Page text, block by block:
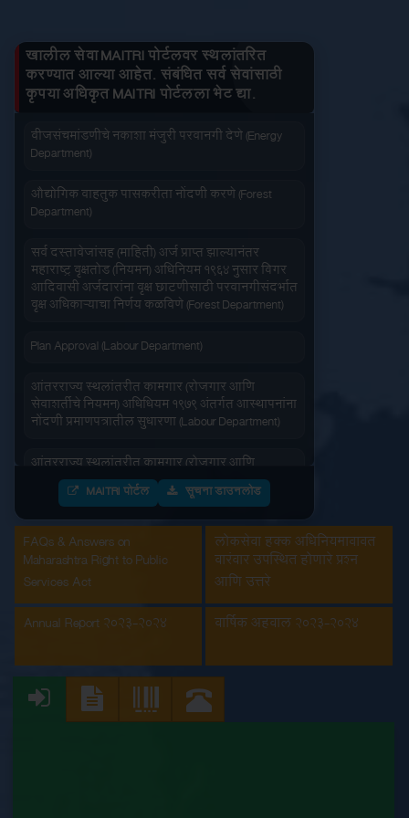
जलद सेवा सेवा आपल्या दारात
सहज पोहोच सोपी शुल्कभरणा
वापरण्यास सोपे वेळेची बचत
खालील सेवा MAITRI पोर्टलवर स्थलांतरित
करण्यात आल्या आहेत. संबंधित सर्व सेवांसाठी
कृपया अधिकृत MAITRI पोर्टलला भेट द्या.
जनित्र संचमांडणीची नोंदणी. (Energy Department)
वीज संचमांडणीचे निरीक्षण करणे. (Energy Department)
वीजसंचमांडणीचे नकाशा मंजुरी परवानगी देणे (Energy
Department)
औद्योगिक वाहतुक पासकरीता नोंदणी करणे (Forest
Department)
सर्व दस्तावेजांसह (माहिती) अर्ज प्राप्त झाल्यानंतर
महाराष्ट्र वृक्षतोड (नियमन) अधिनियम १९६४ नुसार बिगर
आदिवासी अर्जदारांना वृक्ष छाटणीसाठी परवानगीसंदर्भात
वृक्ष अधिकाऱ्याचा निर्णय कळविणे (Forest Department)
Plan Approval (Labour Department)
आंतरराज्य स्थलांतरीत कामगार (रोजगार आणि
सेवाशर्तीचे नियमन) अधिधियम १९७९ अंतर्गत आस्थापनांना
नोंदणी प्रमाणपत्रातील सुधारणा (Labour Department)
आंतरराज्य स्थलांतरीत कामगार (रोजगार आणि
सेवाशर्तीचे नियमन) अधिधियम १९७९ अंतर्गतआस्थापनांना
नोंदणी प्रमाणपत्र (Labour Department)
इमारत आणि इतर बांधकाम मजूर आस्थापनांची नोंदणी
(Labour Department)
कंत्राटी कामगार (नियमन व निर्मुलन) अधिनियम, 1970
अंतर्गत मुख्य मालक नोंदणी प्रमाणपत्रातील सुधारणा
(Labour Department)
कंत्राटी कामगार अनुज्ञप्ती (Labour Department)
कंत्राटी कामगार नूतनीकरण (Labour Department)
MAITRI पोर्टल सूचना डाउनलोड
FAQs & Answers on
Maharashtra Right to Public
Services Act
लोकसेवा हक्क अधिनियमाबाबत
वारंवार उपस्थित होणारे प्रश्न
आणि उत्तरे
Annual Report 2023-2024
वार्षिक अहवाल 2023-2024
लागू करा
बंद करा प्रत काढा